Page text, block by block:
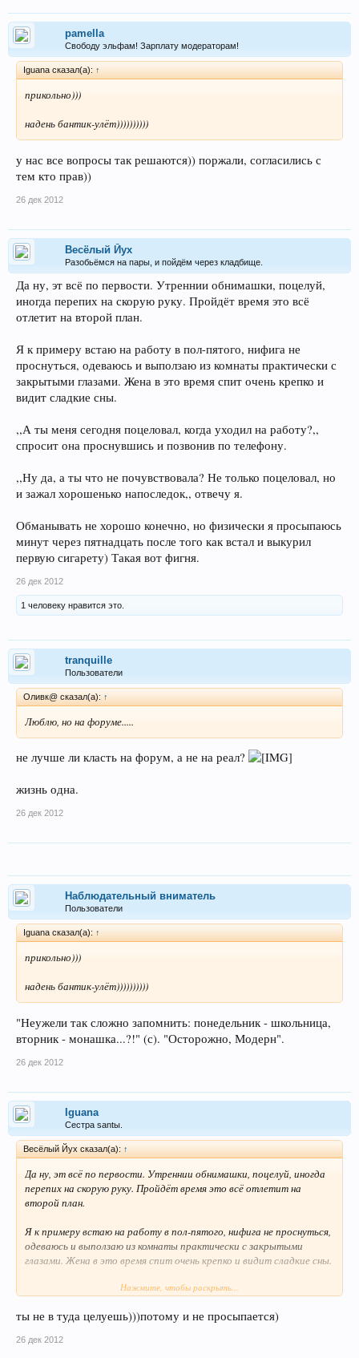
pamella
Свободу эльфам! Зарплату модераторам!
Iguana сказал(а): ↑
прикольно)))
надень бантик-улёт))))))))))
у нас все вопросы так решаются)) поржали, согласились с
тем кто прав))
26 дек 2012
Весёлый Йух
Разобьёмся на пары, и пойдём через кладбище.
Да ну, эт всё по первости. Утреннии обнимашки, поцелуй,
иногда перепих на скорую руку. Пройдёт время это всё
отлетит на второй план.
Я к примеру встаю на работу в пол-пятого, нифига не
проснуться, одеваюсь и выползаю из комнаты практически с
закрытыми глазами. Жена в это время спит очень крепко и
видит сладкие сны.
,,А ты меня сегодня поцеловал, когда уходил на работу?,,
спросит она проснувшись и позвонив по телефону.
,,Ну да, а ты что не почувствовала? Не только поцеловал, но
и зажал хорошенько напоследок,, отвечу я.
Обманывать не хорошо конечно, но физически я просыпаюсь
минут через пятнадцать после того как встал и выкурил
первую сигарету) Такая вот фигня.
26 дек 2012
1 человеку нравится это.
tranquille
Пользователи
Оливк@ сказал(а): ↑
Люблю, но на форуме.....
не лучше ли класть на форум, а не на реал?
жизнь одна.
26 дек 2012
Наблюдательный вниматель
Пользователи
Iguana сказал(а): ↑
прикольно)))
надень бантик-улёт))))))))))
"Неужели так сложно запомнить: понедельник - школьница,
вторник - монашка...?!" (с). "Осторожно, Модерн".
26 дек 2012
Iguana
Сестра santы.
Весёлый Йух сказал(а): ↑
Да ну, эт всё по первости. Утреннии обнимашки, поцелуй, иногда
перепих на скорую руку. Пройдёт время это всё отлетит на
второй план.
Я к примеру встаю на работу в пол-пятого, нифига не проснуться,
одеваюсь и выползаю из комнаты практически с закрытыми
глазами. Жена в это время спит очень крепко и видит сладкие сны.
,,А ты меня сегодня поцеловал, когда уходил на работу?,, спросит
зажал хорошенько напоследок,, отвечу я.
Нажмите, чтобы раскрыть...
ты не в туда целуешь)))потому и не просыпается)
26 дек 2012